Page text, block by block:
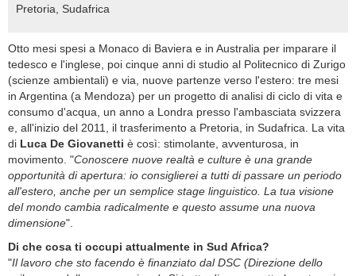
Pretoria, Sudafrica
Otto mesi spesi a Monaco di Baviera e in Australia per imparare il
tedesco e l'inglese, poi cinque anni di studio al Politecnico di Zurigo
(scienze ambientali) e via, nuove partenze verso l'estero: tre mesi
in Argentina (a Mendoza) per un progetto di analisi di ciclo di vita e
consumo d'acqua, un anno a Londra presso l'ambasciata svizzera
e, all'inizio del 2011, il trasferimento a Pretoria, in Sudafrica. La vita
di Luca De Giovanetti è così: stimolante, avventurosa, in
movimento. "Conoscere nuove realtà e culture è una grande
opportunità di apertura: io consiglierei a tutti di passare un periodo
all'estero, anche per un semplice stage linguistico. La tua visione
del mondo cambia radicalmente e questo assume una nuova
dimensione".
Di che cosa ti occupi attualmente in Sud Africa?
"Il lavoro che sto facendo è finanziato dal DSC (Direzione dello